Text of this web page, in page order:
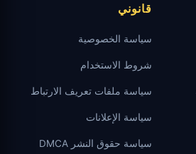
قانوني
سياسة الخصوصية
شروط الاستخدام
سياسة ملفات تعريف الارتباط
سياسة الإعلانات
سياسة حقوق النشر DMCA